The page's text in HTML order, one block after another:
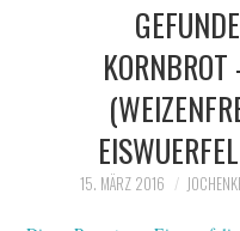
15. MÄRZ 2016